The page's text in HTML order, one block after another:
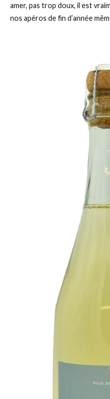
amer, pas trop doux, il est
nos apéros de fin d’année